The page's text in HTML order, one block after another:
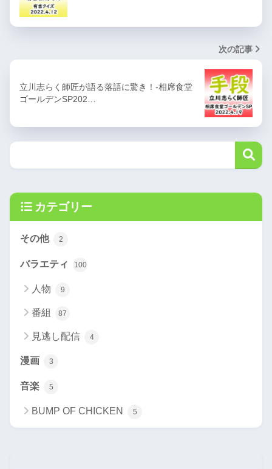
次の記事
立川志らく師匠が語る落語に驚き！-相席食堂
ゴールデンSP202…
カテゴリー
その他 2
バラエティ 100
人物 9
番組 87
見逃し配信 4
漫画 3
音楽 5
BUMP OF CHICKEN 5